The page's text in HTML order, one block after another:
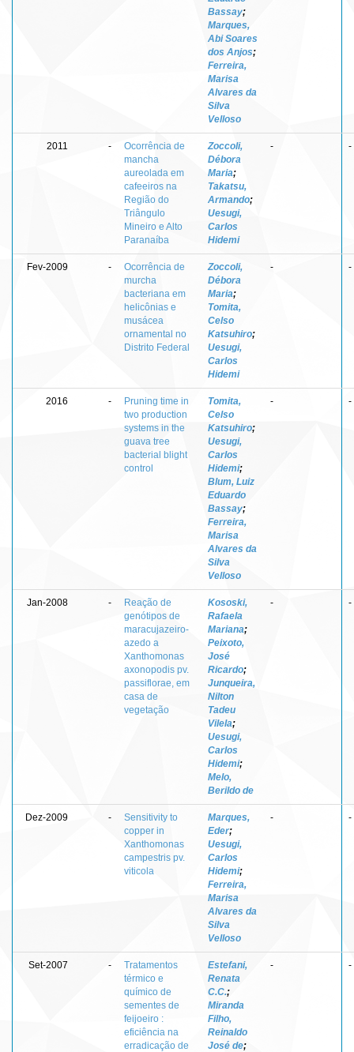
Bassay;
Marques,
Abi Soares
dos Anjos;
Ferreira,
Marisa
Alvares da
Silva
Velloso
2011 -
Ocorrência de
mancha
aureolada em
cafeeiros na
Região do
Triângulo
Mineiro e Alto
Paranaíba
Zoccoli,
Débora
Maria;
Takatsu,
Armando;
Uesugi,
Carlos
Hidemi
- -
Fev-2009 -
Ocorrência de
murcha
bacteriana em
helicônias e
musácea
ornamental no
Distrito Federal
Zoccoli,
Débora
Maria;
Tomita,
Celso
Katsuhiro;
Uesugi,
Carlos
Hidemi
- -
2016 -
Pruning time in
two production
systems in the
guava tree
bacterial blight
control
Tomita,
Celso
Katsuhiro;
Uesugi,
Carlos
Hidemi;
Blum, Luiz
Eduardo
Bassay;
Ferreira,
Marisa
Alvares da
Silva
Velloso
- -
Jan-2008 -
Reação de
genótipos de
maracujazeiro-
azedo a
Xanthomonas
axonopodis pv.
passiflorae, em
casa de
vegetação
Kososki,
Rafaela
Mariana;
Peixoto,
José
Ricardo;
Junqueira,
Nilton
Tadeu
Vilela;
Uesugi,
Carlos
Hidemi;
Melo,
Berildo de
- -
Dez-2009 -
Sensitivity to
copper in
Xanthomonas
campestris pv.
viticola
Marques,
Eder;
Uesugi,
Carlos
Hidemi;
Ferreira,
Marisa
Alvares da
Silva
Velloso
- -
Set-2007 -
Tratamentos
térmico e
químico de
sementes de
feijoeiro :
eficiência na
erradicação de
Estefani,
Renata
C.C.;
Miranda
Filho,
Reinaldo
José de;
- -